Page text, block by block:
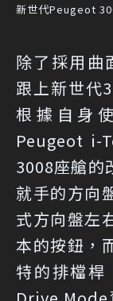
新世代Peugeot
除了採用曲
跟上新世代
根據自身
Peugeot i-
3008座艙的
就手的方向
式方向盤左
本的按鈕，
特的排檔桿